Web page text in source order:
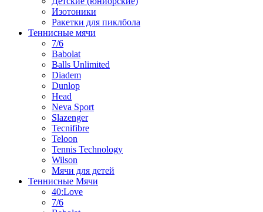
Изотоники
Ракетки для пиклбола
Теннисные мячи
7/6
Babolat
Balls Unlimited
Diadem
Dunlop
Head
Neva Sport
Slazenger
Tecnifibre
Teloon
Tennis Technology
Wilson
Мячи для детей
Теннисные Мячи
40:Love
7/6